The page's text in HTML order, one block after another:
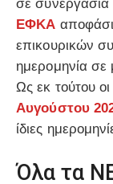
σε συνεργασία
ΕΦΚΑ
επικουρικών
ημερομηνία σε
Ως εκ τούτου οι
Αυγούστου
ίδιες
Όλα τα